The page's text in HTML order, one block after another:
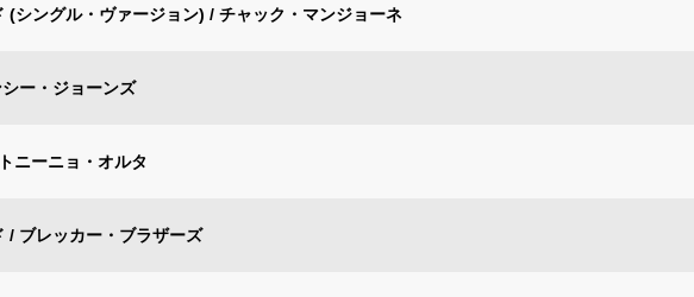
(シングル・ヴァージョン) / チャック・マンジョーネ
ー・ジョーンズ
ニーニョ・オルタ
/ ブレッカー・ブラザーズ